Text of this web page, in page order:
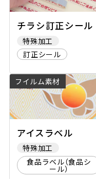
チラシ訂正シール
特殊加工
訂正シール
フイルム素材
アイスラベル
特殊加工
食品ラベル（食品シ
ール）